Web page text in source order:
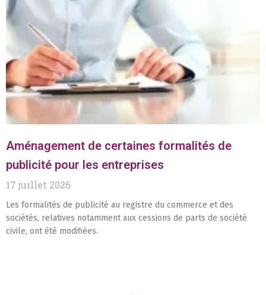
Aménagement de certaines formalités de
publicité pour les entreprises
17 juillet 2026
Les formalités de publicité au registre du commerce et des
sociétés, relatives notamment aux cessions de parts de société
civile, ont été modifiées.